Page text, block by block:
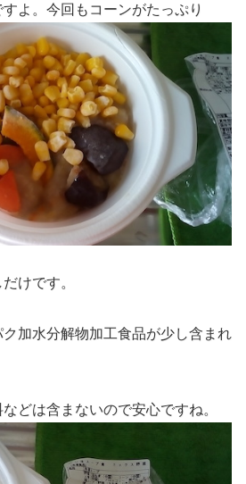
よ。今回もコーンがたっぷり
けです。
加水分解物加工食品が少し含まれ
どは含まないので安心ですね。